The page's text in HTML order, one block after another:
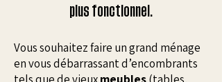
plus fonctionnel.
Vous souhaitez faire un grand ménage
en vous débarrassant d’encombrants